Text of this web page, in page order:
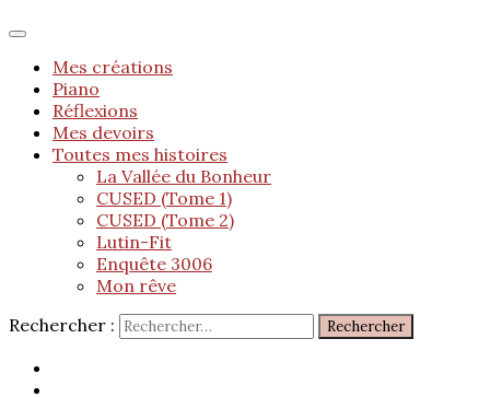
Mes créations
Piano
Réflexions
Mes devoirs
Toutes mes histoires
La Vallée du Bonheur
CUSED (Tome 1)
CUSED (Tome 2)
Lutin-Fit
Enquête 3006
Mon rêve
Rechercher :